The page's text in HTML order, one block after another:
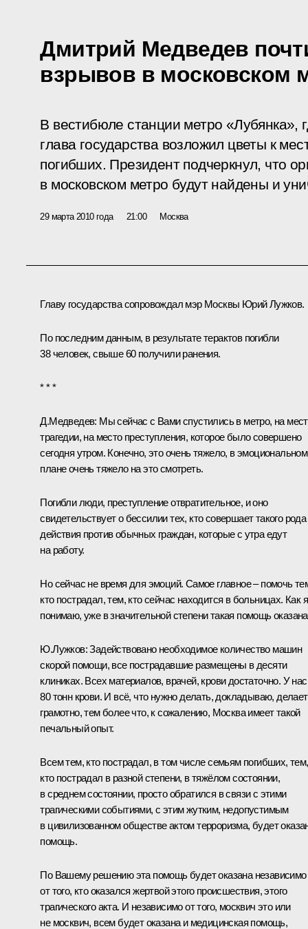
Дмитрий Медведев
взрывов в московском
В вестибюле станции метро «Лубянка»,
глава государства возложил цветы к
погибших. Президент подчеркнул, что
в московском метро будут найдены и
29 марта 2010 года 21:00 Москва
Главу государства сопровождал мэр Москвы Юрий Лужков.
По последним данным, в результате терактов погибли
38 человек, свыше 60 получили ранения.
* * *
Д.Медведев: Мы сейчас с Вами спустились в метро, на
трагедии, на место преступления, которое было совершено
сегодня утром. Конечно, это очень тяжело, в эмоциональном
плане очень тяжело на это смотреть.
Погибли люди, преступление отвратительное, и оно
свидетельствует о бессилии тех, кто совершает такого рода
действия против обычных граждан, которые с утра едут
на работу.
Но сейчас не время для эмоций. Самое главное – помочь
кто пострадал, тем, кто сейчас находится в больницах. Как я
понимаю, уже в значительной степени такая помощь
Ю.Лужков: Задействовано необходимое количество машин
скорой помощи, все пострадавшие размещены в десяти
клиниках. Всех материалов, врачей, крови достаточно. У нас
80 тонн крови. И всё, что нужно делать, докладываю,
грамотно, тем более что, к сожалению, Москва имеет такой
печальный опыт.
Всем тем, кто пострадал, в том числе семьям погибших, тем,
кто пострадал в разной степени, в тяжёлом состоянии,
в среднем состоянии, просто обратился в связи с этими
трагическими событиями, с этим жутким, недопустимым
в цивилизованном обществе актом терроризма, будет
помощь.
По Вашему решению эта помощь будет оказана независимо
от того, кто оказался жертвой этого происшествия, этого
трагического акта. И независимо от того, москвич это или
не москвич, всем будет оказана и медицинская помощь,